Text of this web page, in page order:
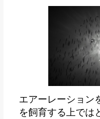
エアーレーション
を飼育する上では